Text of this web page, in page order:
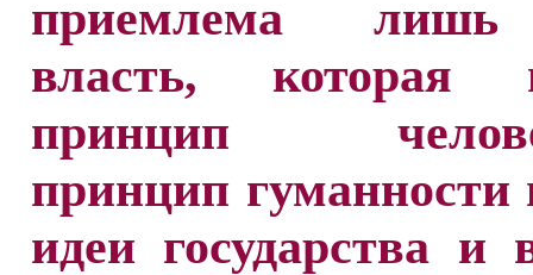
приемлема
власть, которая
принцип
принцип гуманности
идеи государства и